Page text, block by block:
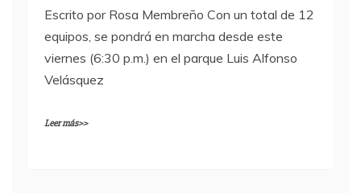
Escrito por Rosa Membreño Con un total de 12
equipos, se pondrá en marcha desde este
viernes (6:30 p.m.) en el parque Luis Alfonso
Velásquez
Leer más>>